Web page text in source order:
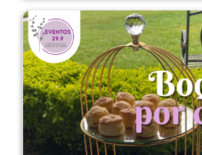
Boquitas por ciento